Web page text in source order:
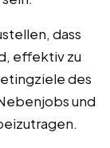
dass
effektiv zu
des
und